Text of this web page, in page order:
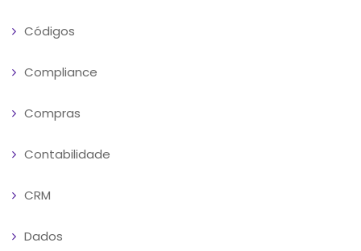
Códigos
Compliance
Compras
Contabilidade
CRM
Dados